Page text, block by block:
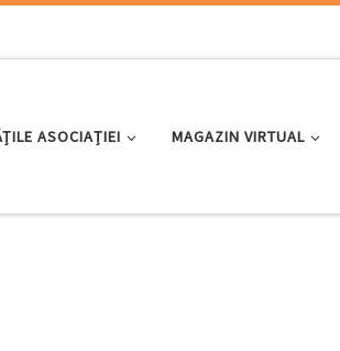
ASOCIAȚIEI MAGAZIN VIRTUAL